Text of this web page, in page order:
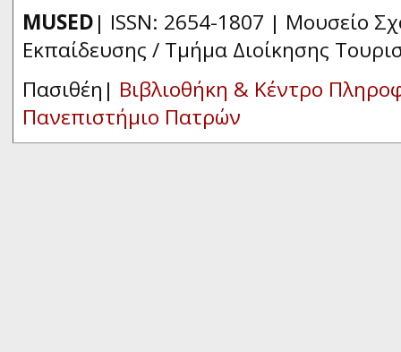
MUSED| ISSN: 2654-1807 | Μουσείο
Εκπαίδευσης / Τμήμα Διοίκησης
Πασιθέη| Βιβλιοθήκη & Κέντρο
Πανεπιστήμιο Πατρών